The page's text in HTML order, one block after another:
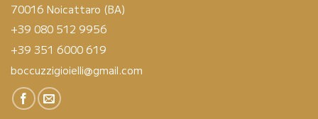
70016 Noicattaro (BA)
+39 080 512 9956
+39 351 6000 619
boccuzzigioielli@gmail.com